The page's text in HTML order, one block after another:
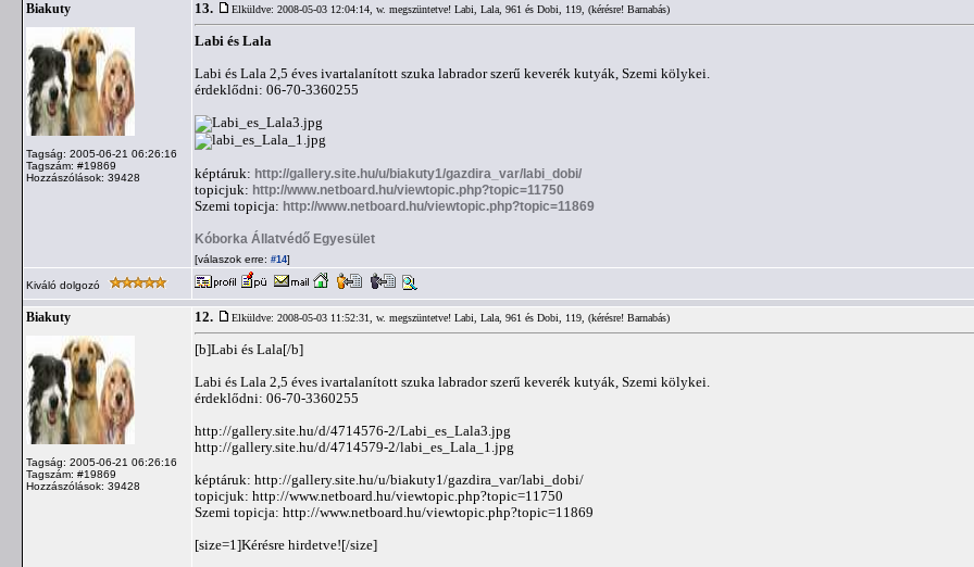
Biakuty
Tagság: 2005-06-21 06:26:16
Tagszám: #19869
Hozzászólások: 39428
13. Elküldve: 2008-05-03 12:04:14, w. megszüntetve! Labi, Lala, 961 és Dobi, 119, (kérésre! Barnabás)
Labi és Lala
Labi és Lala 2,5 éves ivartalanított szuka labrador szerű keverék kutyák, Szemi kölykei.
érdeklődni: 06-70-3360255
képtáruk: http://gallery.site.hu/u/biakuty1/gazdira_var/labi_dobi/
topicjuk: http://www.netboard.hu/viewtopic.php?topic=11750
Szemi topicja: http://www.netboard.hu/viewtopic.php?topic=11869
Kóborka Állatvédő Egyesület
[válaszok erre: #14]
Kiváló dolgozó
Biakuty
Tagság: 2005-06-21 06:26:16
Tagszám: #19869
Hozzászólások: 39428
12. Elküldve: 2008-05-03 11:52:31, w. megszüntetve! Labi, Lala, 961 és Dobi, 119, (kérésre! Barnabás)
[b]Labi és Lala[/b]
Labi és Lala 2,5 éves ivartalanított szuka labrador szerű keverék kutyák, Szemi kölykei.
érdeklődni: 06-70-3360255
http://gallery.site.hu/d/4714576-2/Labi_es_Lala3.jpg
http://gallery.site.hu/d/4714579-2/labi_es_Lala_1.jpg
képtáruk: http://gallery.site.hu/u/biakuty1/gazdira_var/labi_dobi/
topicjuk: http://www.netboard.hu/viewtopic.php?topic=11750
Szemi topicja: http://www.netboard.hu/viewtopic.php?topic=11869
[size=1]Kérésre hirdetve![/size]